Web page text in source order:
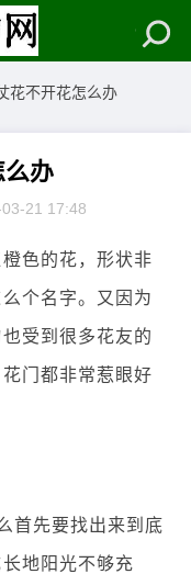
花不开花怎么办
办
21 17:48
色的花，形状非
个名字。又因为
受到很多花友的
门都非常惹眼好
首先要找出来到底
地阳光不够充